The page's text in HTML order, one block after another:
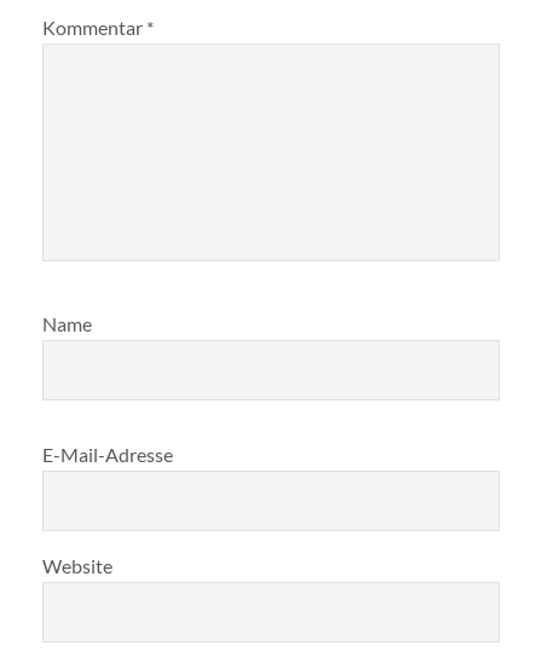
Kommentar *
Name
E-Mail-Adresse
Website